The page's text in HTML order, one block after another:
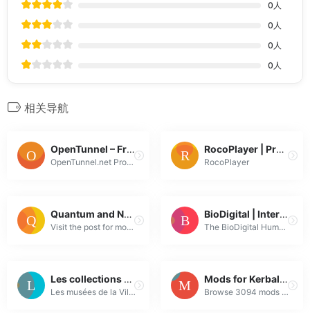
0 人
0 人
0 人
0 人
相关导航
OpenTunnel – Free V2Ray Vmess Servers
OpenTunnel.net Provides Free V2Ray VMess Server With different server locations. Like Singapore, United States, Indonesia and etc.
RocoPlayer | Professional music player
RocoPlayer
Quantum and Nonlinear Optoelectronics Group
Visit the post for more.
BioDigital | Interactive 3D Anatomy – Disease Platform
The BioDigital Human is the first cloud based virtual model of the human body - 3D human anatomy, disease and treatment, all in interactive 3D.
Les collections en ligne des musées de la Ville de Paris
Les musées de la Ville de Paris conservent environ un million d’oeuvres et accueillent plus de trois millions de visiteurs dans les 14 sites parisiens...
Mods for Kerbal Space Program on SpaceDock
Browse 3094 mods for Kerbal Space Program